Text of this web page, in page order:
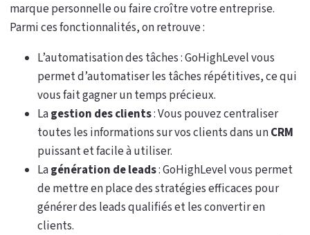
marque personnelle ou faire croître votre entreprise.
Parmi ces fonctionnalités, on retrouve :
L’automatisation des tâches : GoHighLevel vous
permet d’automatiser les tâches répétitives, ce qui
vous fait gagner un temps précieux.
Lagestion des clients: Vous pouvez centraliser
toutes les informations sur vos clients dans unCRM
puissant et facile à utiliser.
Lagénération de leads: GoHighLevel vous permet
de mettre en place des stratégies efficaces pour
générer des leads qualifiés et les convertir en
clients.